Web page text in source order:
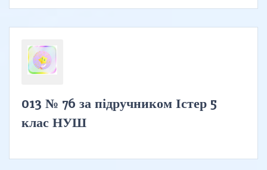
013 № 76 за підручником Істер 5
клас НУШ